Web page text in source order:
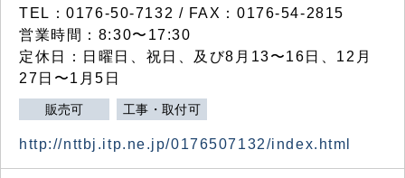
TEL：0176-50-7132 / FAX：0176-54-2815
営業時間：8:30〜17:30
定休日：日曜日、祝日、及び8月13〜16日、12月
27日〜1月5日
販売可 工事・取付可
http://nttbj.itp.ne.jp/0176507132/index.html